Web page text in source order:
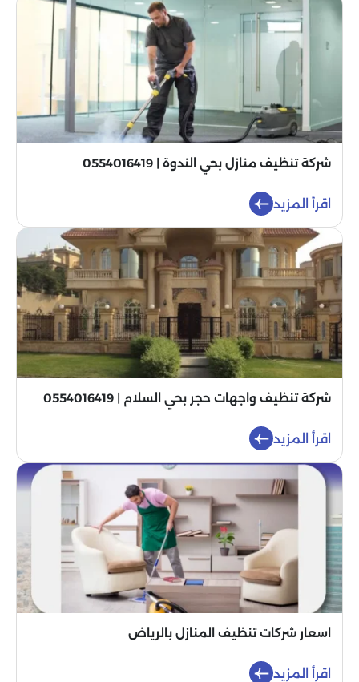
شركة تنظيف منازل بحي الندوة | 0554016419
اقرأ المزيد
شركة تنظيف واجهات حجر بحي السلام | 0554016419
اقرأ المزيد
اسعار شركات تنظيف المنازل بالرياض
اقرأ المزيد